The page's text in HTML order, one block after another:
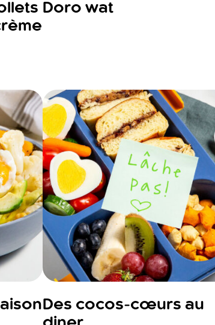
Doro wat
Des cocos-cœurs au